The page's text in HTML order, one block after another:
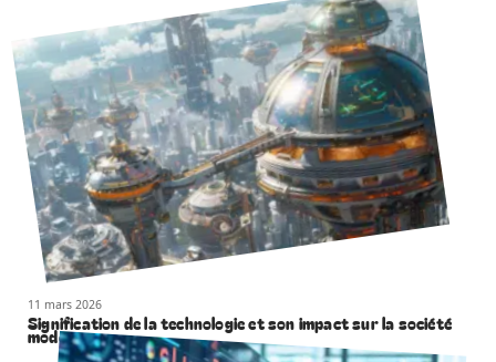
11 mars 2026
Signification de la technologie et son impact sur la société
moderne